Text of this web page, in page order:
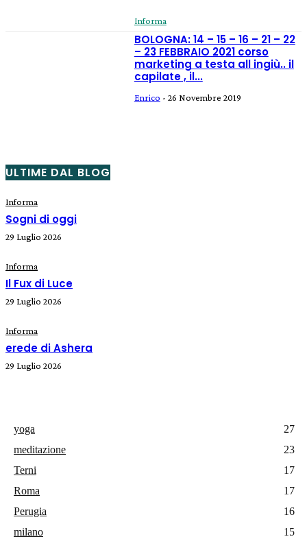
Informa
BOLOGNA: 14 – 15 – 16 – 21 – 22
– 23 FEBBRAIO 2021 corso
marketing a testa all ingiù.. il
capilate , il...
Enrico - 26 Novembre 2019
ULTIME DAL BLOG
Informa
Sogni di oggi
29 Luglio 2026
Informa
Il Fux di Luce
29 Luglio 2026
Informa
erede di Ashera
29 Luglio 2026
yoga
27
meditazione
23
Terni
17
Roma
17
Perugia
16
milano
15